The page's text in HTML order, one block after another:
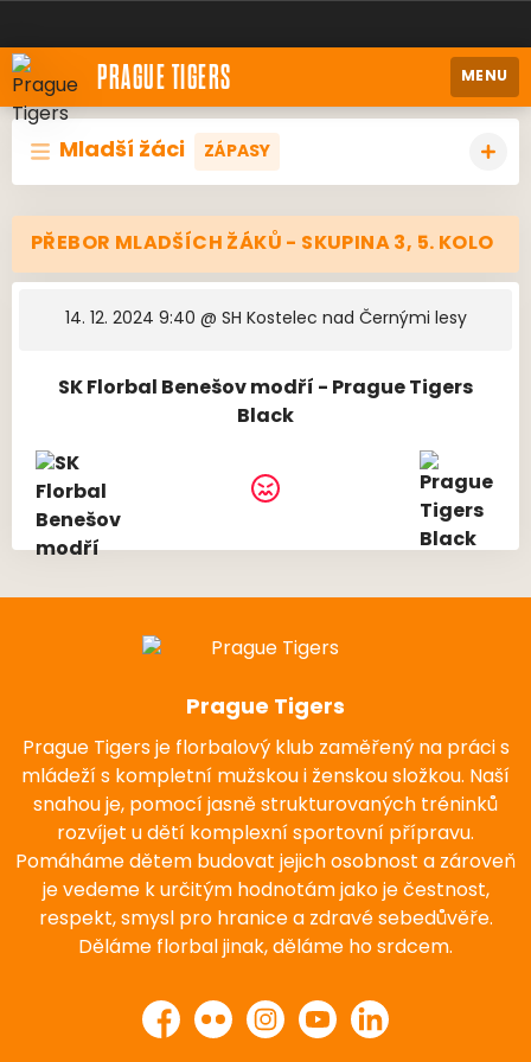
PRAGUE TIGERS MENU
Mladší žáci ZÁPASY
PŘEBOR MLADŠÍCH ŽÁKŮ - SKUPINA 3, 5. KOLO
14. 12. 2024 9:40 @ SH Kostelec nad Černými lesy
SK Florbal Benešov modří - Prague Tigers
Black
Prague Tigers
Prague Tigers je florbalový klub zaměřený na práci s
mládeží s kompletní mužskou i ženskou složkou. Naší
snahou je, pomocí jasně strukturovaných tréninků
rozvíjet u dětí komplexní sportovní přípravu.
Pomáháme dětem budovat jejich osobnost a zároveň
je vedeme k určitým hodnotám jako je čestnost,
respekt, smysl pro hranice a zdravé sebedůvěře.
Děláme florbal jinak, děláme ho srdcem.
Facebook
Flickr InstagramYouTubeLinkedIn